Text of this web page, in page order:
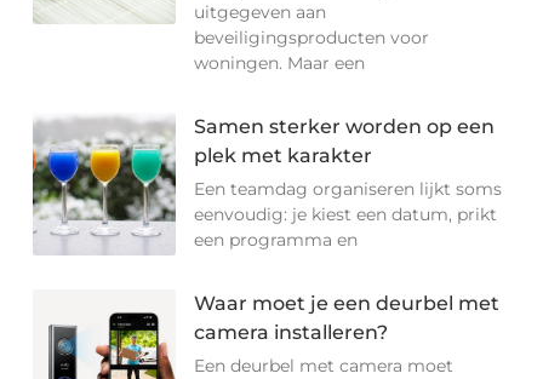
uitgegeven aan
beveiligingsproducten voor
woningen. Maar een
Samen sterker worden op een
plek met karakter
Een teamdag organiseren lijkt soms
eenvoudig: je kiest een datum, prikt
een programma en
Waar moet je een deurbel met
camera installeren?
Een deurbel met camera moet